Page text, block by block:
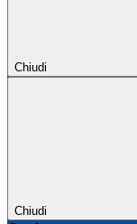
Chiudi
Chiudi